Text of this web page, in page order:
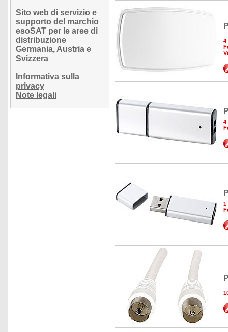
Sito web di servizio e
supporto del marchio
esoSAT per le aree di
distribuzione
Germania, Austria e
Svizzera
Informativa sulla
privacy
Note legali
4
4
1